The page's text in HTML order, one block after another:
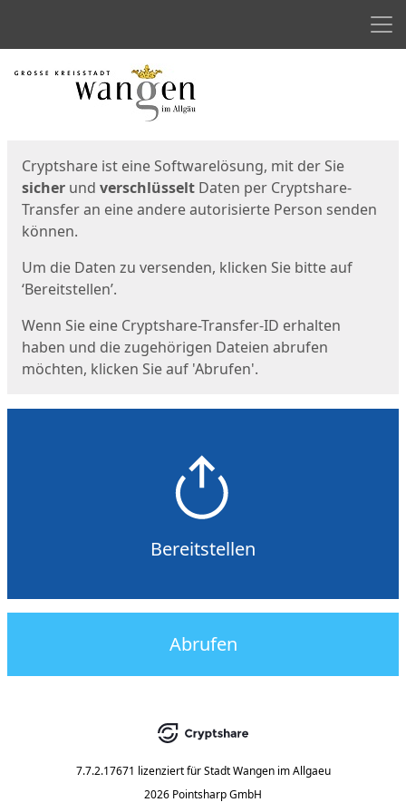
Start
Cryptshare ist eine Softwarelösung, mit der Sie
sicher und verschlüsselt Daten per Cryptshare-
Transfer an eine andere autorisierte Person senden
können.
Um die Daten zu versenden, klicken Sie bitte auf
‘Bereitstellen’.
Wenn Sie eine Cryptshare-Transfer-ID erhalten
haben und die zugehörigen Dateien abrufen
möchten, klicken Sie auf 'Abrufen'.
Bereitstellen
Abrufen
7.7.2.17671 lizenziert für Stadt Wangen im Allgaeu
2026 Pointsharp GmbH